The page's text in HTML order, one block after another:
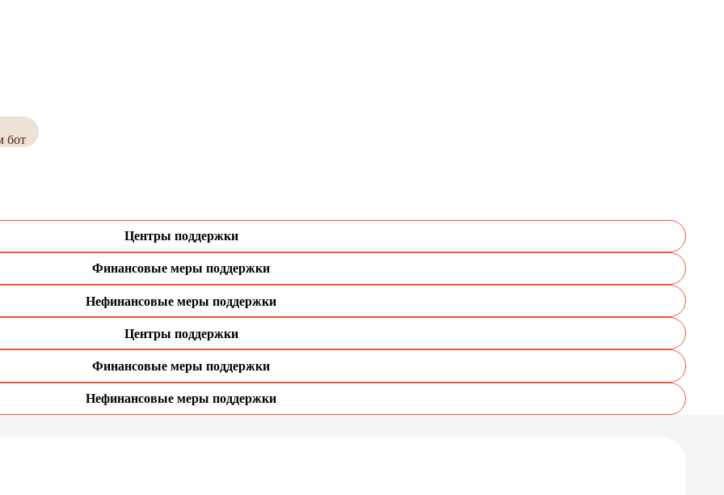
бот
Центры поддержки
Финансовые меры поддержки
Нефинансовые меры поддержки
Центры поддержки
Финансовые меры поддержки
Нефинансовые меры поддержки